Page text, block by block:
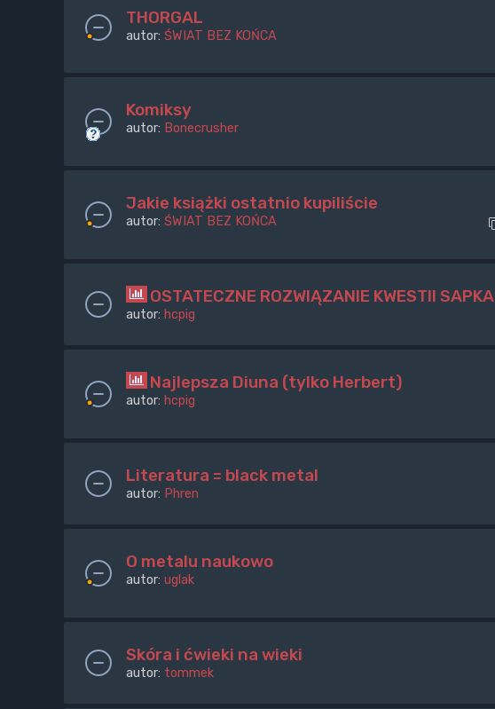
THORGAL
autor: ŚWIAT BEZ KOŃCA
Komiksy
autor: Bonecrusher
Jakie książki ostatnio kupiliście
autor: ŚWIAT BEZ KOŃCA
OSTATECZNE ROZWIĄZANIE KWESTII SAPKA
autor: hcpig
Najlepsza Diuna (tylko Herbert)
autor: hcpig
Literatura = black metal
autor: Phren
O metalu naukowo
autor: uglak
Skóra i ćwieki na wieki
autor: tommek